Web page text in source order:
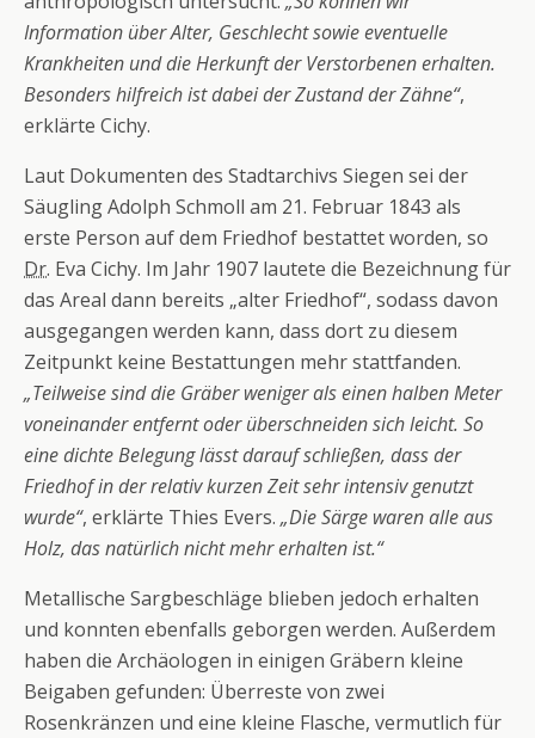
Information über Alter, Geschlecht sowie eventuelle
Krankheiten und die Herkunft der Verstorbenen erhalten.
Besonders hilfreich ist dabei der Zustand der Zähne“,
erklärte Cichy.
Laut Dokumenten des Stadtarchivs Siegen sei der
Säugling Adolph Schmoll am 21. Februar 1843 als
erste Person auf dem Friedhof bestattet worden, so
Dr. Eva Cichy. Im Jahr 1907 lautete die Bezeichnung für
das Areal dann bereits „alter Friedhof“, sodass davon
ausgegangen werden kann, dass dort zu diesem
Zeitpunkt keine Bestattungen mehr stattfanden.
„Teilweise sind die Gräber weniger als einen halben Meter
voneinander entfernt oder überschneiden sich leicht. So
eine dichte Belegung lässt darauf schließen, dass der
Friedhof in der relativ kurzen Zeit sehr intensiv genutzt
wurde“, erklärte Thies Evers. „Die Särge waren alle aus
Holz, das natürlich nicht mehr erhalten ist.“
Metallische Sargbeschläge blieben jedoch erhalten
und konnten ebenfalls geborgen werden. Außerdem
haben die Archäologen in einigen Gräbern kleine
Beigaben gefunden: Überreste von zwei
Rosenkränzen und eine kleine Flasche, vermutlich für